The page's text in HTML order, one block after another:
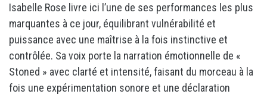
Isabelle Rose livre ici l’une de ses performances les plus
marquantes à ce jour, équilibrant vulnérabilité et
puissance avec une maîtrise à la fois instinctive et
contrôlée. Sa voix porte la narration émotionnelle de «
Stoned » avec clarté et intensité, faisant du morceau à la
fois une expérimentation sonore et une déclaration